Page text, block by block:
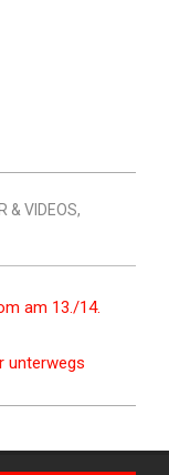
& VIDEOS,
am 13./14.
unterwegs